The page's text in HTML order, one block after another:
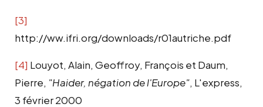
[3]
http://ww.ifri.org/downloads/r01autriche.pdf
[4] Louyot, Alain, Geoffroy, François et Daum,
Pierre, "Haider, négation de l'Europe", L'express,
3 février 2000